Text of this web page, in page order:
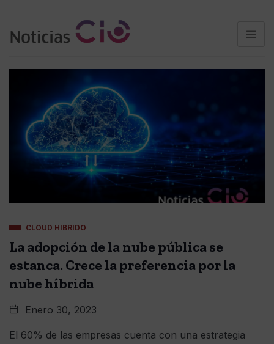
CLOUD HIBRIDO
La adopción de la nube pública se
estanca. Crece la preferencia por la
nube híbrida
Enero 30, 2023
El 60% de las empresas cuenta con una estrategia